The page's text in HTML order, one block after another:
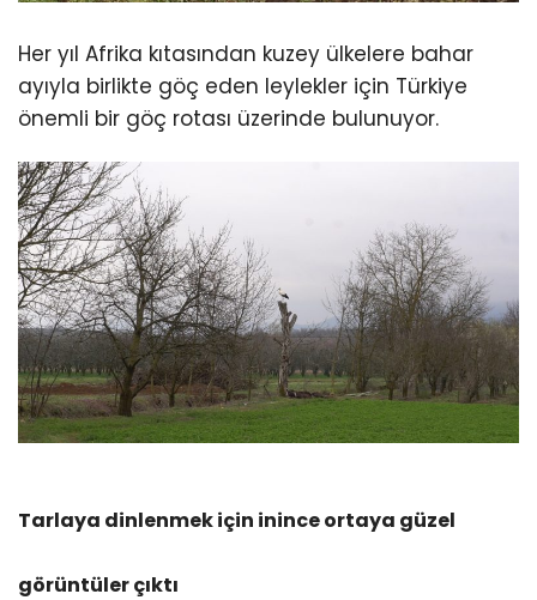
Her yıl Afrika kıtasından kuzey ülkelere bahar
ayıyla birlikte göç eden leylekler için Türkiye
önemli bir göç rotası üzerinde bulunuyor.
Tarlaya dinlenmek için inince ortaya güzel
görüntüler çıktı